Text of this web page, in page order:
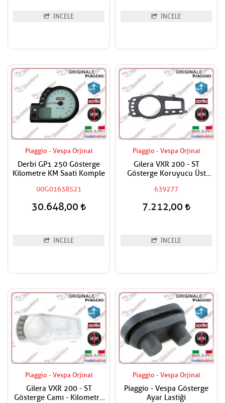
İNCELE İNCELE
Piaggio - Vespa Orjinal
Derbi GP1 250 Gösterge
Kilometre KM Saati Komple
00G01638521
30.648,00
İNCELE
Piaggio - Vespa Orjinal
Gilera VXR 200 - ST
Gösterge Koruyucu Üst
639277
7.212,00
İNCELE
Piaggio - Vespa Orjinal
Gilera VXR 200 - ST
Gösterge Camı - Kilometre
Piaggio - Vespa Orjinal
Piaggio - Vespa Gösterge
Ayar Lastiği